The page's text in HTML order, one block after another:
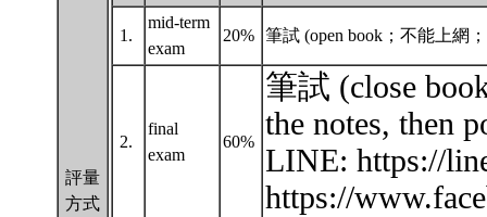
評量
方式
1.
mid-term
exam
20% 筆試 (open book；不能上網
2.
final
exam
60%
筆試 (close
the notes, then
LINE: https://
https://